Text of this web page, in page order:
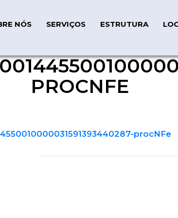
NÓS SERVIÇOS ESTRUTURA
PROCNFE
procNFe